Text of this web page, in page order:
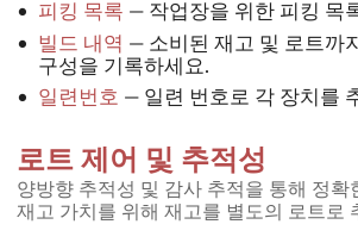
피킹 목록 — 작업장을 위한 피킹 목
빌드 내역 — 소비된 재고 및 로트까
구성을 기록하세요.
일련번호 — 일련 번호로 각 장치를
로트 제어 및 추적성
양방향 추적성 및 감사 추적을 통해 정확
재고 가치를 위해 재고를 별도의 로트로